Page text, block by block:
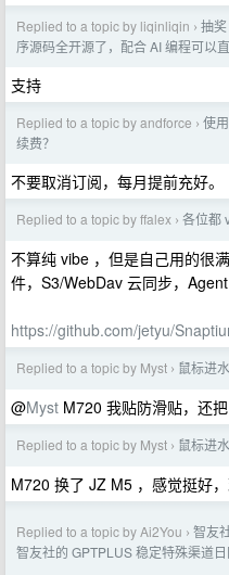
Replied to a topic by liqinliqin › 抽
序源码全开源了，配合 AI 编程可以
支持
Replied to a topic by andforce › 使
续费？
不要取消订阅，每月提前充好。
Replied to a topic by ffalex › 各位都
不算纯 vibe ，但是自己用的很
件，S3/WebDav 云同步，
https://github.com/jetyu/
Replied to a topic by Myst › 鼠标进
@Myst M720 我贴防滑贴，还
Replied to a topic by Myst › 鼠标进
M720 换了 JZ M5 ，感觉挺好
Replied to a topic by Ai2You › 智友
智友社的 GPTPLUS 稳定特殊渠道